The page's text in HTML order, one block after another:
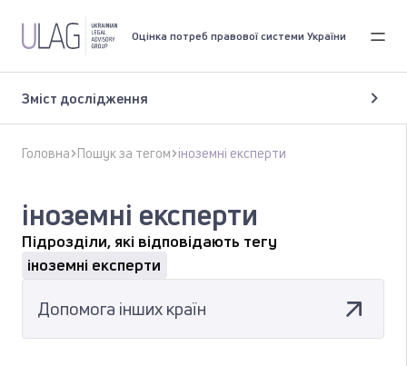
Оцінка потреб правової системи України
Зміст дослідження
Головна Пошук за тегом іноземні експерти
іноземні експерти
Підрозділи, які відповідають тегу
іноземні експерти
Допомога інших країн